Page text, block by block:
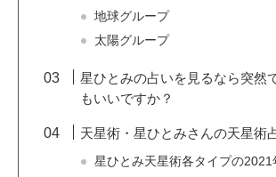
地球グループ
太陽グループ
星ひとみの占いを見るなら突然
もいいですか？
天星術・星ひとみさんの天星術
星ひとみ天星術各タイプの2021